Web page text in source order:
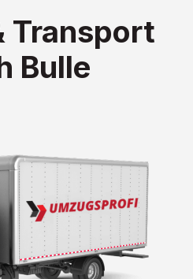
Transport
Bulle